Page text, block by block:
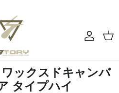
ックスドキャンバ
タイプハイ